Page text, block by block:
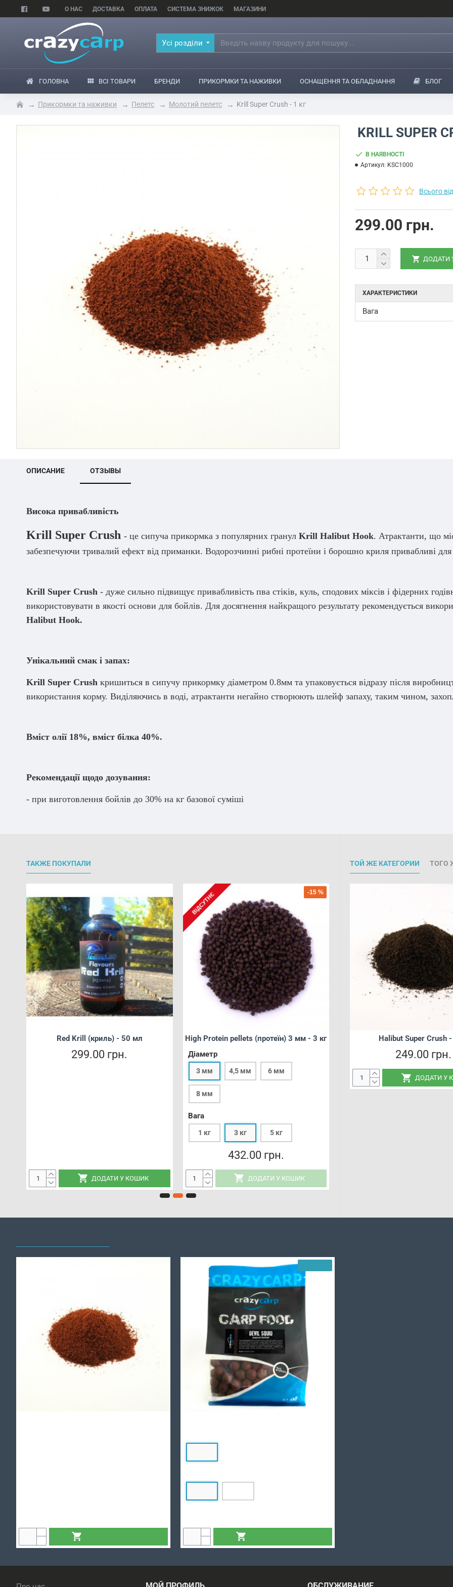
О НАС ДОСТАВКА ОПЛАТА СИСТЕМА ЗНИЖОК МАГАЗИНИ
Усі розділи
ГОЛОВНА ВСІ ТОВАРИ БРЕНДИ ПРИКОРМКИ ТА НАЖИВКИ ОСНАЩЕННЯ ТА ОБЛАДНАННЯ БЛОГ
Прикормки та наживки Пелетс Молотий пелетс Krill Super Crush - 1 кг
KRILL SUPER
В НАЯВНОСТІ
Артикул: KSC1000
Всього
299.00 грн.
ДОДАТИ
ХАРАКТЕРИСТИКИ
Вага
ОПИСАНИЕ ОТЗЫВЫ
Висока привабливість
Krill Super Crush - це сипуча прикормка з популярних гранул Krill Halibut Hook. Атрактанти, що
забезпечуючи тривалий ефект від приманки. Водорозчинні рибні протеїни і борошно криля привабливі
Krill Super Crush - дуже сильно підвищує привабливість пва стіків, куль, сподових міксів і фідерних
використовувати в якості основи для бойлів. Для досягнення найкращого результату рекомендується
Halibut Hook.
Унікальний смак і запах:
Krill Super Crush кришиться в сипучу прикормку діаметром 0.8мм та упаковується відразу після
використання корму. Виділяючись в воді, атрактанти негайно створюють шлейф запаху, таким чином,
Вміст олії 18%, вміст білка 40%.
Рекомендації щодо дозування:
- при виготовлення бойлів до 30% на кг базової суміші
ТАКЖЕ ПОКУПАЛИ
Red Krill (криль) - 50 мл
299.00 грн.
ДОДАТИ У КОШИК
-15 %
ВІДСУТНЄ
High Protein pellets (протеїн) 3 мм - 3 кг
Діаметр
3 мм 4,5 мм 6 мм
8 мм
Вага
1 кг 3 кг 5 кг
432.00 грн.
ДОДАТИ У КОШИК
Halibut Super Crush - 1
249.00 грн.
ТОЙ ЖЕ КАТЕГОРИИ ТОГО
Halibut Super Crush -
249.00 грн.
ДОДАТИ У